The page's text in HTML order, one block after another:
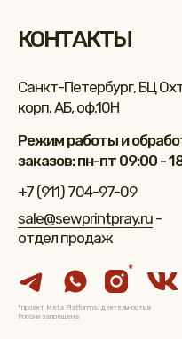
Санкт-Петербург, БЦ
корп. АБ, оф.10Н
+7 (911) 704-97-09
sale@sewprintpray.ru -
отдел продаж
Режим работы и
заказов: пн-пт 09:00 -
КОНТАКТЫ
*проект Meta Platforms, деятельность в
России запрещена
*